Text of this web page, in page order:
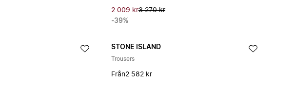
2 009 kr3 270 kr
-39%
STONE ISLAND
Trousers
Från2 582 kr